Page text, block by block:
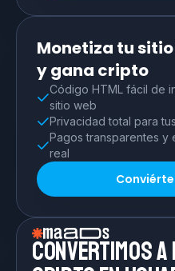
Monetiza tu
y gana cripto
Código HTML fácil de
sitio web
Privacidad total para
Pagos transparentes y
real
Convertimos a